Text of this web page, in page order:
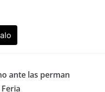
ante las perman